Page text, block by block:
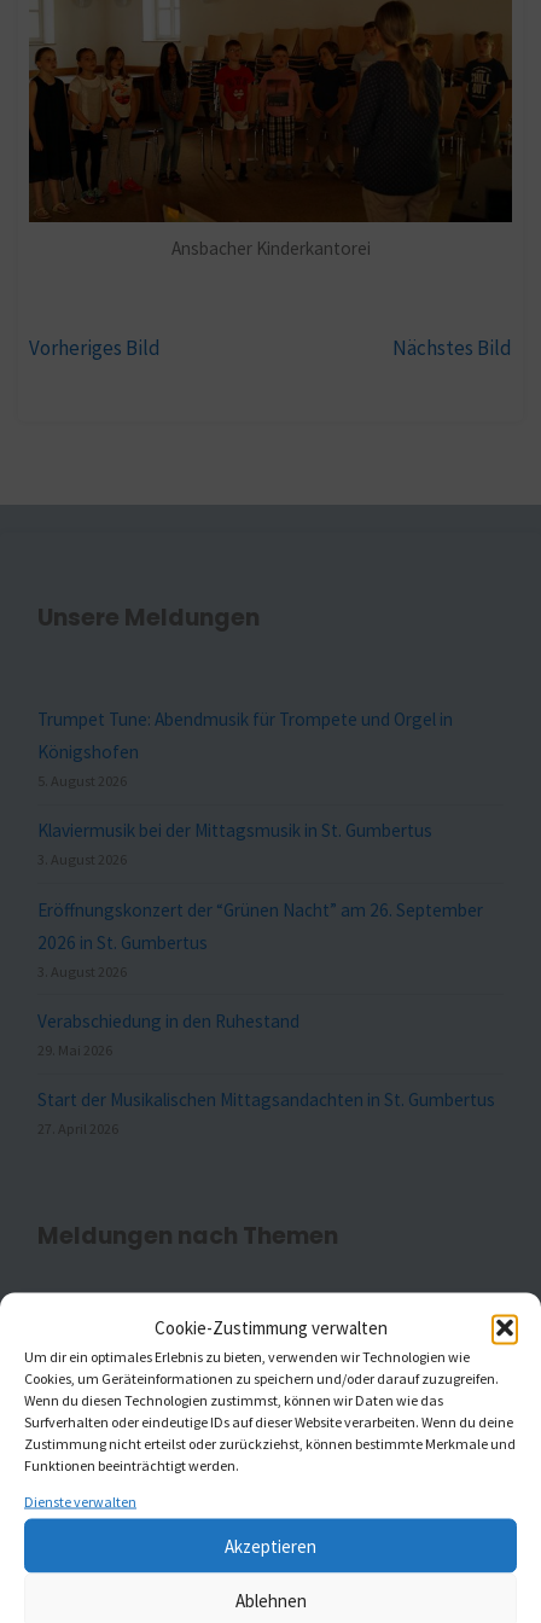
Cookie-Zustimmung verwalten
Um dir ein optimales Erlebnis zu bieten, verwenden wir Technologien wie
Cookies, um Geräteinformationen zu speichern und/oder darauf zuzugreifen.
Wenn du diesen Technologien zustimmst, können wir Daten wie das
Surfverhalten oder eindeutige IDs auf dieser Website verarbeiten. Wenn du deine
Zustimmung nicht erteilst oder zurückziehst, können bestimmte Merkmale und
Funktionen beeinträchtigt werden.
Dienste verwalten
Akzeptieren
Ablehnen
Ansbacher Kinderkantorei
Vorheriges Bild Nächstes Bild
Unsere Meldungen
Trumpet Tune: Abendmusik für Trompete und Orgel in
Königshofen
5. August 2026
Klaviermusik bei der Mittagsmusik in St. Gumbertus
3. August 2026
Eröffnungskonzert der “Grünen Nacht” am 26. September
2026 in St. Gumbertus
3. August 2026
Verabschiedung in den Ruhestand
29. Mai 2026
Start der Musikalischen Mittagsandachten in St. Gumbertus
27. April 2026
Meldungen nach Themen
Gottesdienste(1)
Kaleidoskop Kirchenmusik(1)
Kinder- und Jugendchöre